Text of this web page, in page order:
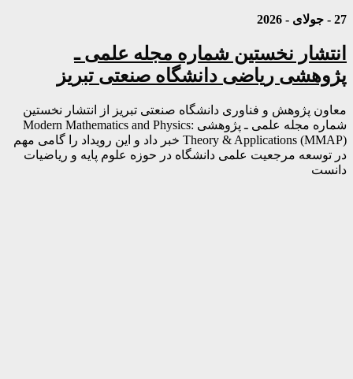
27 - جولای - 2026
انتشار نخستین شماره مجله علمی ـ
پژوهشی ریاضی دانشگاه صنعتی تبریز
معاون پژوهش و فناوری دانشگاه صنعتی تبریز از انتشار نخستین
شماره مجله علمی ـ پژوهشی Modern Mathematics and Physics:
Theory & Applications (MMAP) خبر داد و این رویداد را گامی مهم
در توسعه مرجعیت علمی دانشگاه در حوزه علوم پایه و ریاضیات
دانست